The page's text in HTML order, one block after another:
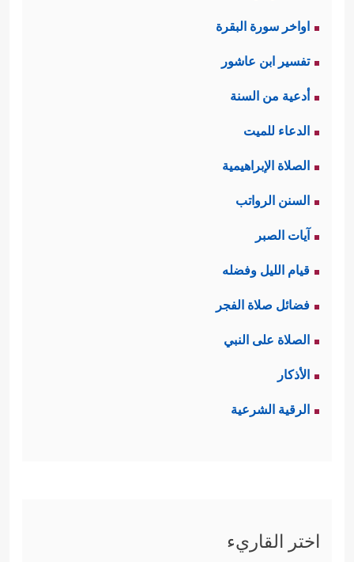
اواخر سورة البقرة
تفسير ابن عاشور
أدعية من السنة
الدعاء للميت
الصلاة الإبراهيمية
السنن الرواتب
آيات الصبر
قيام الليل وفضله
فضائل صلاة الفجر
الصلاة على النبي
الأذكار
الرقية الشرعية
اختر القاريء